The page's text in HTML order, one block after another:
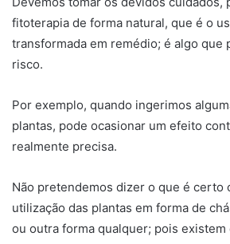
fitoterapia de forma natural, que é o
transformada em remédio; é algo que
risco.
Por exemplo, quando ingerimos
plantas, pode ocasionar um efeito
realmente precisa.
Não pretendemos dizer o que é certo
utilização das plantas em forma de
ou outra forma qualquer; pois existem